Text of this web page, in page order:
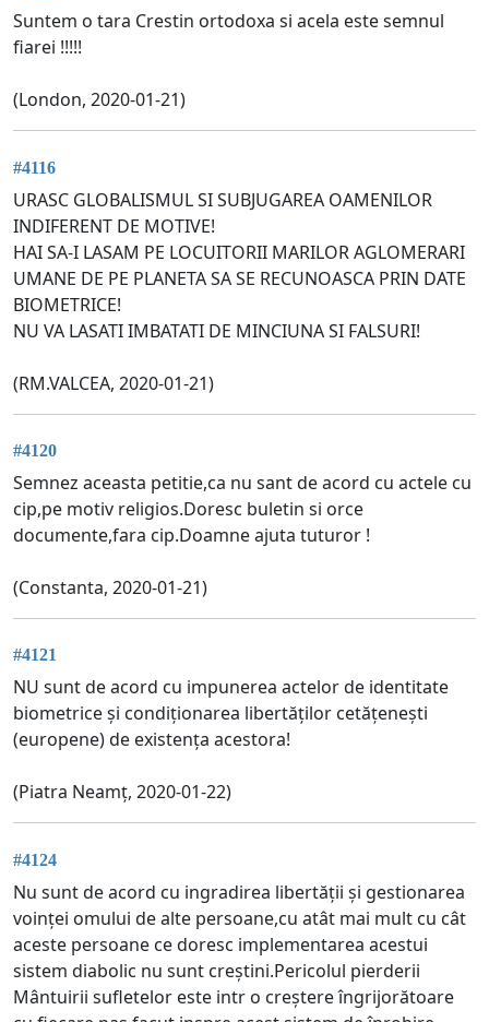
Suntem o tara Crestin ortodoxa si acela este semnul
fiarei !!!!!
(London, 2020-01-21)
#4116
URASC GLOBALISMUL SI SUBJUGAREA OAMENILOR
INDIFERENT DE MOTIVE!
HAI SA-I LASAM PE LOCUITORII MARILOR AGLOMERARI
UMANE DE PE PLANETA SA SE RECUNOASCA PRIN DATE
BIOMETRICE!
NU VA LASATI IMBATATI DE MINCIUNA SI FALSURI!
(RM.VALCEA, 2020-01-21)
#4120
Semnez aceasta petitie,ca nu sant de acord cu actele cu
cip,pe motiv religios.Doresc buletin si orce
documente,fara cip.Doamne ajuta tuturor !
(Constanta, 2020-01-21)
#4121
NU sunt de acord cu impunerea actelor de identitate
biometrice și condiționarea libertăților cetățenești
(europene) de existența acestora!
(Piatra Neamț, 2020-01-22)
#4124
Nu sunt de acord cu ingradirea libertății și gestionarea
voinței omului de alte persoane,cu atât mai mult cu cât
aceste persoane ce doresc implementarea acestui
sistem diabolic nu sunt creștini.Pericolul pierderii
Mântuirii sufletelor este intr o creștere îngrijorătoare